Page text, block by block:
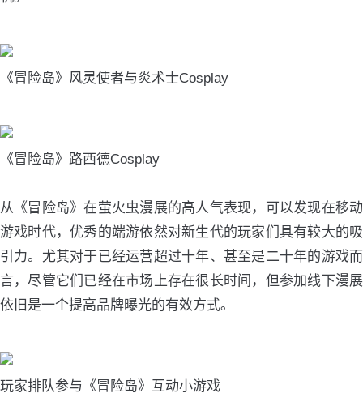
《冒险岛》风灵使者与炎术士Cosplay
《冒险岛》路西德Cosplay
从《冒险岛》在萤火虫漫展的高人气表现，可以发现在移动
游戏时代，优秀的端游依然对新生代的玩家们具有较大的吸
引力。尤其对于已经运营超过十年、甚至是二十年的游戏而
言，尽管它们已经在市场上存在很长时间，但参加线下漫展
依旧是一个提高品牌曝光的有效方式。
玩家排队参与《冒险岛》互动小游戏